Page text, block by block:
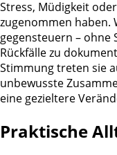
Stress, Müdigkeit
zugenommen haben.
gegensteuern – ohne
Rückfälle zu
Stimmung treten sie
unbewusste
eine gezieltere
Praktische